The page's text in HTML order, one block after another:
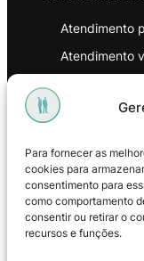
Para fornecer as
cookies para
consentimento para
como comportamento
consentir ou retirar o
recursos e funções.
Atendimento
Atendimento
Política de
Política de
Política de